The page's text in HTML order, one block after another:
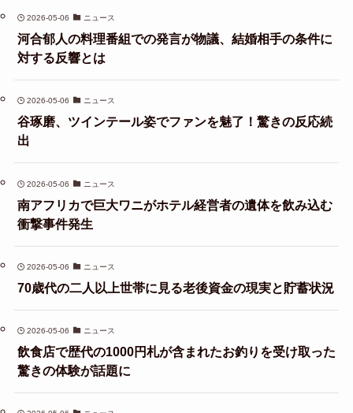
2026-05-06 ニュース
河合郁人の料理番組での発言が物議、結婚相手の条件に
対する反響とは
2026-05-06 ニュース
谷琢磨、ツインテール姿でファンを魅了！驚きの反応続
出
2026-05-06 ニュース
南アフリカで巨大ワニがホテル経営者の遺体を飲み込む
衝撃事件発生
2026-05-06 ニュース
70歳代の二人以上世帯に見る老後資金の現実と貯蓄状況
2026-05-06 ニュース
飲食店で歴代の1000円札が含まれたお釣りを受け取った
驚きの体験が話題に